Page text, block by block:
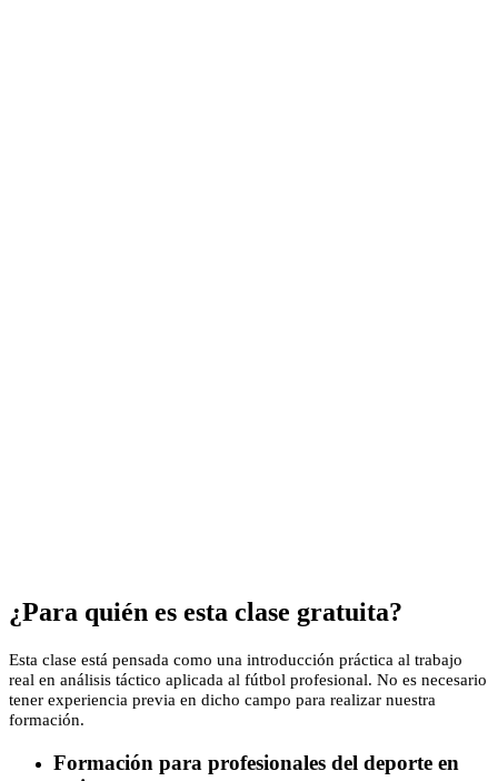
¿Para quién es esta clase gratuita?
Esta clase está pensada como una introducción práctica al trabajo
real en análisis táctico aplicada al fútbol profesional. No es necesario
tener experiencia previa en dicho campo para realizar nuestra
formación.
Formación para profesionales del deporte en